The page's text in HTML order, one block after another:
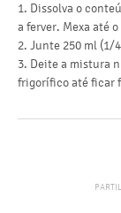
1. Dissolva o
a ferver. Mexa até
2. Junte 250 ml (1/
3. Deite a mistura
frigorífico até ficar